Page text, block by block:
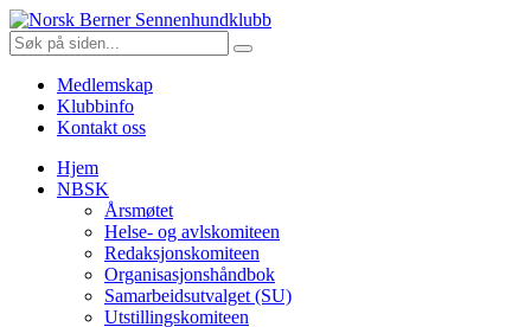
Gå
til
innholdet
Norsk
Berner
Sennenhundklubb
Søk
etter:
Medlemskap
Klubbinfo
Kontakt oss
Hjem
NBSK
Årsmøtet
Helse- og avlskomiteen
Redaksjonskomiteen
Organisasjonshåndbok
Samarbeidsutvalget (SU)
Utstillingskomiteen